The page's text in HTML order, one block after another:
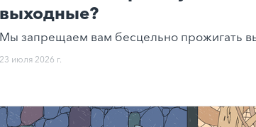
выходные?
Мы запрещаем вам бесцельно прожигать
23 июля 2026 г.